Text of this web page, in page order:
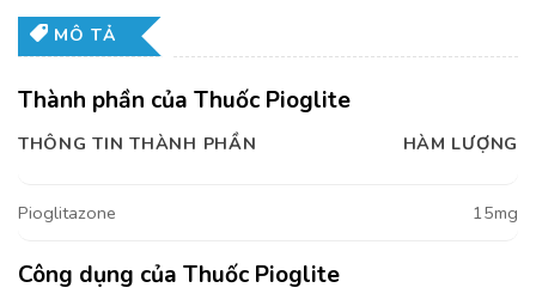
MÔ TẢ
Thành phần của Thuốc Pioglite
THÔNG TIN THÀNH PHẦN HÀM LƯỢNG
Pioglitazone 15mg
Công dụng của Thuốc Pioglite